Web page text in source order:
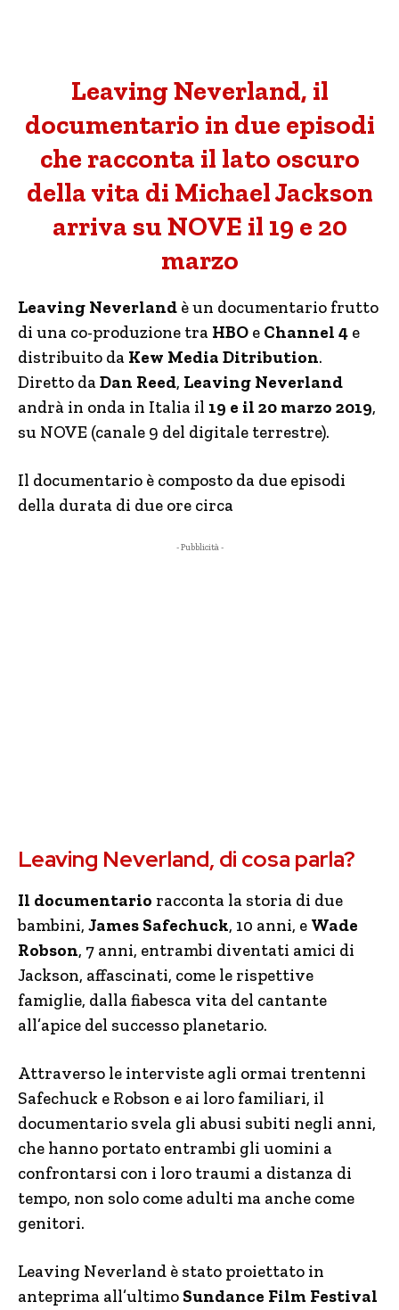
Leaving Neverland, il
documentario in due episodi
che racconta il lato oscuro
della vita di Michael Jackson
arriva su NOVE il 19 e 20
marzo
Leaving Neverland è un documentario frutto
di una co-produzione tra HBO e Channel 4 e
distribuito da Kew Media Ditribution.
Diretto daDan Reed, Leaving Neverland
andrà in onda in Italia il 19 e il 20 marzo 2019,
su NOVE (canale 9 del digitale terrestre).
Il documentario è composto da due episodi
della durata di due ore circa
- Pubblicità -
Leaving Neverland, di cosa parla?
Il documentario racconta la storia di due
bambini, James Safechuck, 10 anni, e Wade
Robson, 7 anni, entrambi diventati amici di
Jackson, affascinati, come le rispettive
famiglie, dalla fiabesca vita del cantante
all’apice del successo planetario.
Attraverso le interviste agli ormai trentenni
Safechuck e Robson e ai loro familiari, il
documentario svela gli abusi subiti negli anni,
che hanno portato entrambi gli uomini a
confrontarsi con i loro traumi a distanza di
tempo, non solo come adulti ma anche come
genitori.
Leaving Neverland è stato proiettato in
anteprima all’ultimo Sundance Film Festival